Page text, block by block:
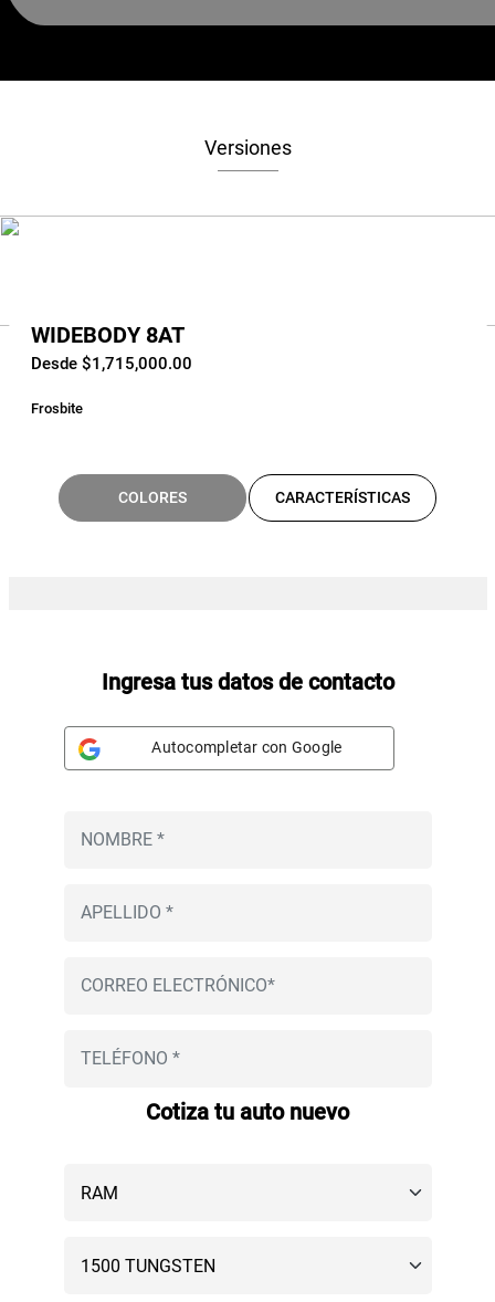
Versiones
WIDEBODY 8AT
Desde $1,715,000.00
Frosbite
COLORES CARACTERÍSTICAS
Ingresa tus datos de contacto
Autocompletar con Google
Cotiza tu auto nuevo